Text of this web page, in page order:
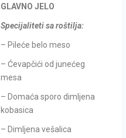
GLAVNO JELO
Specijaliteti sa roštilja:
– Pileće belo meso
– Ćevapčići od junećeg
mesa
– Domaća sporo dimljena
kobasica
– Dimljena vešalica